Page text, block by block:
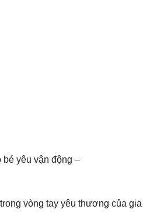
yêu vận động –
vòng tay yêu thương của